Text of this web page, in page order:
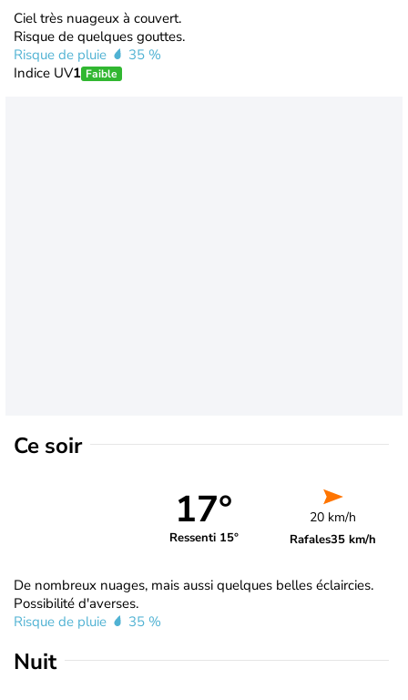
Ciel très nuageux à couvert.
Risque de quelques gouttes.
Risque de pluie
35 %
Indice UV1 Faible
Ce soir
17°
Ressenti 15°
20 km/h
Rafales35 km/h
De nombreux nuages, mais aussi quelques belles éclaircies.
Possibilité d'averses.
Risque de pluie
35 %
Nuit